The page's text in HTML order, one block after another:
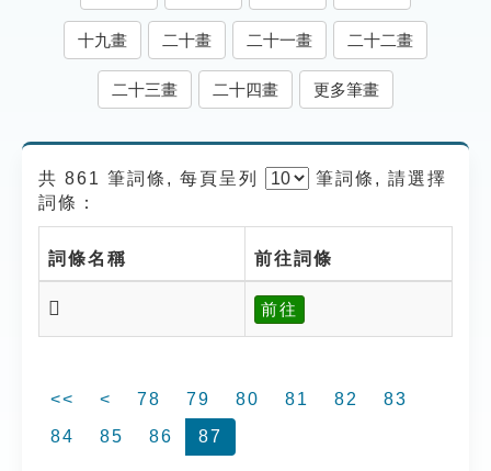
生命大百科索引
遊戲專區
貓頭鷹博士
十九畫 二十畫 二十一畫 二十二畫
二十三畫 二十四畫 更多筆畫
共 861 筆詞條, 每頁呈列 筆詞條, 請選擇
詞條：
詞條名稱 前往詞條
𦈇 前往
<< < 78 79 80 81 82
83
84
85 86 87